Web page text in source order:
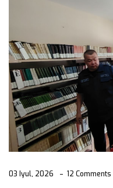
03 Iyul, 2026 12 Comments